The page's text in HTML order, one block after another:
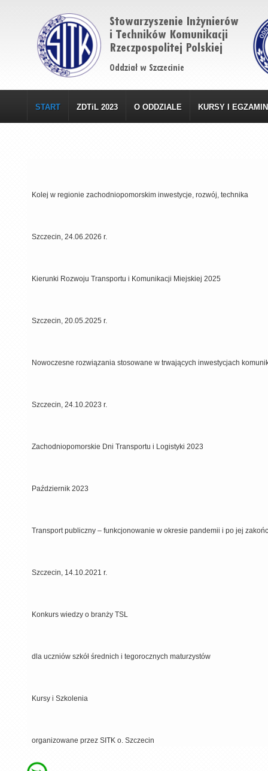
START ZDTiL 2023 O ODDZIALE KURSY I
Kolej w regionie zachodniopomorskim inwestycje, rozwój, technika
Szczecin, 24.06.2026 r.
Kierunki Rozwoju Transportu i Komunikacji Miejskiej 2025
Szczecin, 20.05.2025 r.
Nowoczesne rozwiązania stosowane w trwających inwestycjach
Szczecin, 24.10.2023 r.
Zachodniopomorskie Dni Transportu i Logistyki 2023
Październik 2023
Transport publiczny – funkcjonowanie w okresie pandemii i po jej
Szczecin, 14.10.2021 r.
Konkurs wiedzy o branży TSL
dla uczniów szkół średnich i tegorocznych maturzystów
Kursy i Szkolenia
organizowane przez SITK o. Szczecin